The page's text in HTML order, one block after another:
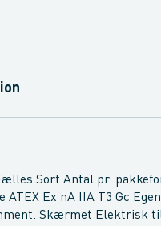
Sort Antal pr.
ATEX Ex nA IIA T3 Gc
Skærmet Elektrisk